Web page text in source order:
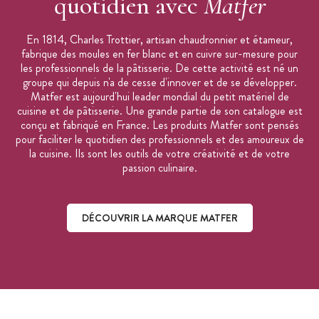
Photo non contractuelle
Made in France
Marque :Matfer
En 1814, Charles Trottier, artisan chaudronnier et étameur,
fabrique des moules en fer blanc et en cuivre sur-mesure pour
les professionnels de la pâtisserie. De cette activité est né un
groupe qui depuis n'a de cesse d'innover et de se développer.
Matfer est aujourd'hui leader mondial du petit matériel de
cuisine et de pâtisserie. Une grande partie de son catalogue est
conçu et fabriqué en France. Les produits Matfer sont pensés
pour faciliter le quotidien des professionnels et des amoureux de
la cuisine. Ils sont les outils de votre créativité et de votre
passion culinaire.
DÉCOUVRIR LA MARQUE MATFER